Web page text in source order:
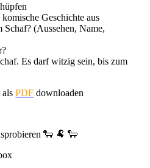
Geschichte aus
Schaf? (Aussehen, Name,
Es darf witzig sein, bis zum
alsPDF downloaden
🐑 🐏 🐑